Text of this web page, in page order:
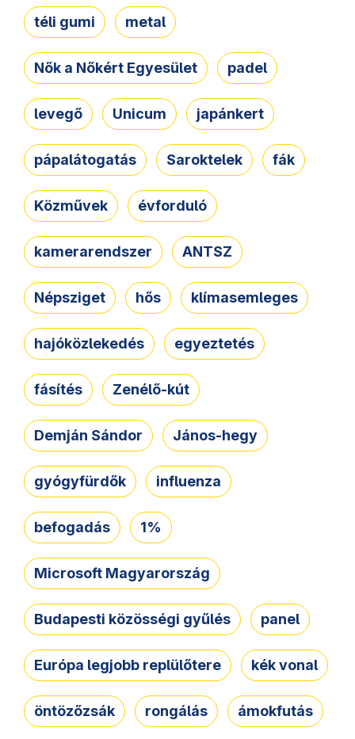
téli gumi metal
Nők a Nőkért Egyesület padel
levegő Unicum japánkert
pápalátogatás Saroktelek fák
Közművek évforduló
kamerarendszer ANTSZ
Népsziget hős klímasemleges
hajóközlekedés egyeztetés
fásítés Zenélő-kút
Demján Sándor János-hegy
gyógyfürdők influenza
befogadás 1%
Microsoft Magyarország
Budapesti közösségi gyűlés panel
Európa legjobb replülőtere kék vonal
öntözőzsák rongálás ámokfutás